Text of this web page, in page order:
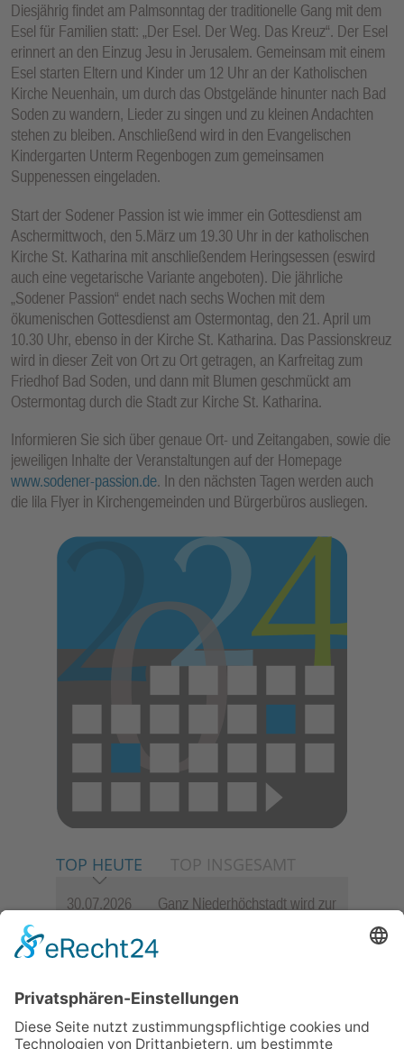
Diesjährig findet am Palmsonntag der traditionelle Gang mit dem
Esel für Familien statt: „Der Esel. Der Weg. Das Kreuz“. Der Esel
erinnert an den Einzug Jesu in Jerusalem. Gemeinsam mit einem
Esel starten Eltern und Kinder um 12 Uhr an der Katholischen
Kirche Neuenhain, um durch das Obstgelände hinunter nach Bad
Soden zu wandern, Lieder zu singen und zu kleinen Andachten
stehen zu bleiben. Anschließend wird in den Evangelischen
Kindergarten Unterm Regenbogen zum gemeinsamen
Suppenessen eingeladen.
Start der Sodener Passion ist wie immer ein Gottesdienst am
Aschermittwoch, den 5.März um 19.30 Uhr in der katholischen
Kirche St. Katharina mit anschließendem Heringsessen (eswird
auch eine vegetarische Variante angeboten). Die jährliche
„Sodener Passion“ endet nach sechs Wochen mit dem
ökumenischen Gottesdienst am Ostermontag, den 21. April um
10.30 Uhr, ebenso in der Kirche St. Katharina. Das Passionskreuz
wird in dieser Zeit von Ort zu Ort getragen, an Karfreitag zum
Friedhof Bad Soden, und dann mit Blumen geschmückt am
Ostermontag durch die Stadt zur Kirche St. Katharina.
Informieren Sie sich über genaue Ort- und Zeitangaben, sowie die
jeweiligen Inhalte der Veranstaltungen auf der Homepage
www.sodener-passion.de. In den nächsten Tagen werden auch
die lila Flyer in Kirchengemeinden und Bürgerbüros ausliegen.
TOP HEUTE TOP INSGESAMT
30.07.2026
Ganz Niederhöchstadt wird zur
23.07.2026
Zwischen Fachwerk, Wein und
lädt wieder zum Weinfest ein
präsentiert sein neues